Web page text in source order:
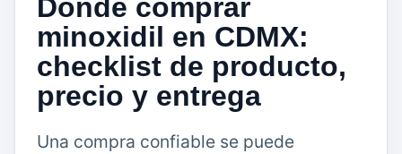
Dónde comprar
minoxidil en CDMX:
checklist de producto,
precio y entrega
Una compra confiable se puede